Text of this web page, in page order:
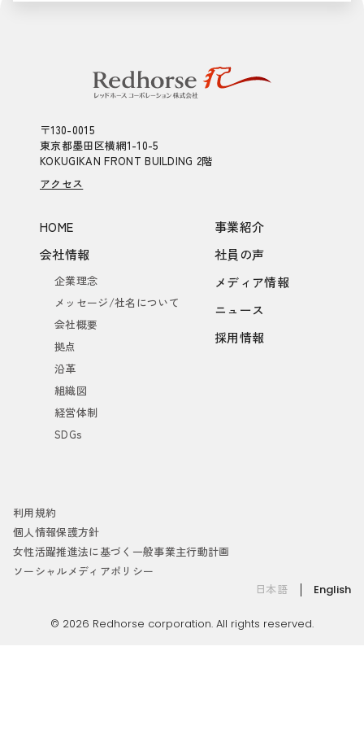
〒130-0015
東京都墨田区横網1-10-5
KOKUGIKAN FRONT BUILDING 2階
アクセス
HOME
会社情報
企業理念
メッセージ/社名について
会社概要
拠点
沿革
組織図
経営体制
SDGs
事業紹介
社員の声
メディア情報
ニュース
採用情報
利用規約
個人情報保護方針
女性活躍推進法に基づく一般事業主行動計画
ソーシャルメディアポリシー
日本語
English
© 2026 Redhorse corporation. All rights reserved.